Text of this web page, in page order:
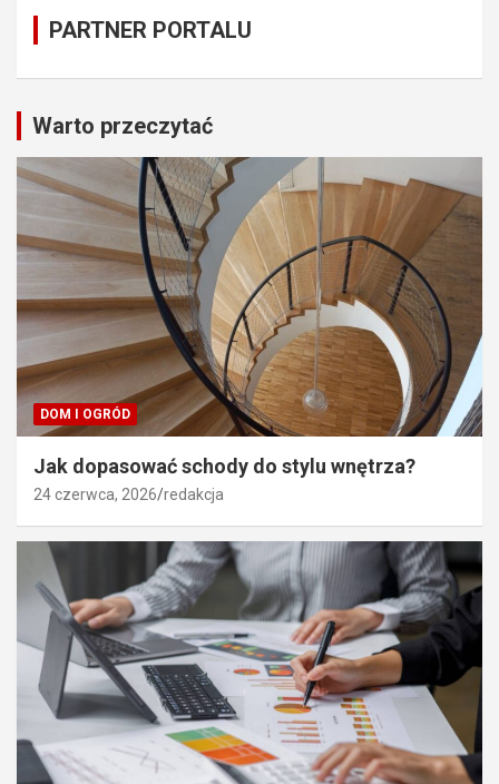
PARTNER PORTALU
Warto przeczytać
DOM I OGRÓD
Jak dopasować schody do stylu wnętrza?
24 czerwca, 2026 redakcja